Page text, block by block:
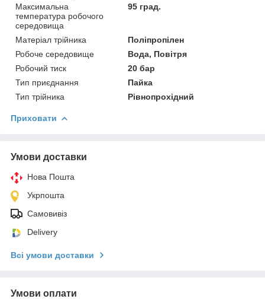
Максимальна
температура робочого
середовища
95 град.
Матеріал трійника
Поліпропілен
Робоче середовище
Вода, Повітря
Робочий тиск
20 бар
Тип приєднання
Пайка
Тип трійника
Рівнопрохідний
Приховати
Умови доставки
Нова Пошта
Укрпошта
Самовивіз
Delivery
Всі умови доставки
Умови оплати